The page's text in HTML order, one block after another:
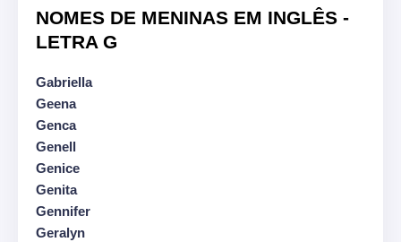
NOMES DE MENINAS EM INGLÊS -
LETRA G
Gabriella
Geena
Genca
Genell
Genice
Genita
Gennifer
Geralyn